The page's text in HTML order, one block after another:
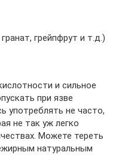
грейпфрут и т.д.)
и сильное
при язве
употреблять не часто,
не так уж легко
Можете тереть
натуральным